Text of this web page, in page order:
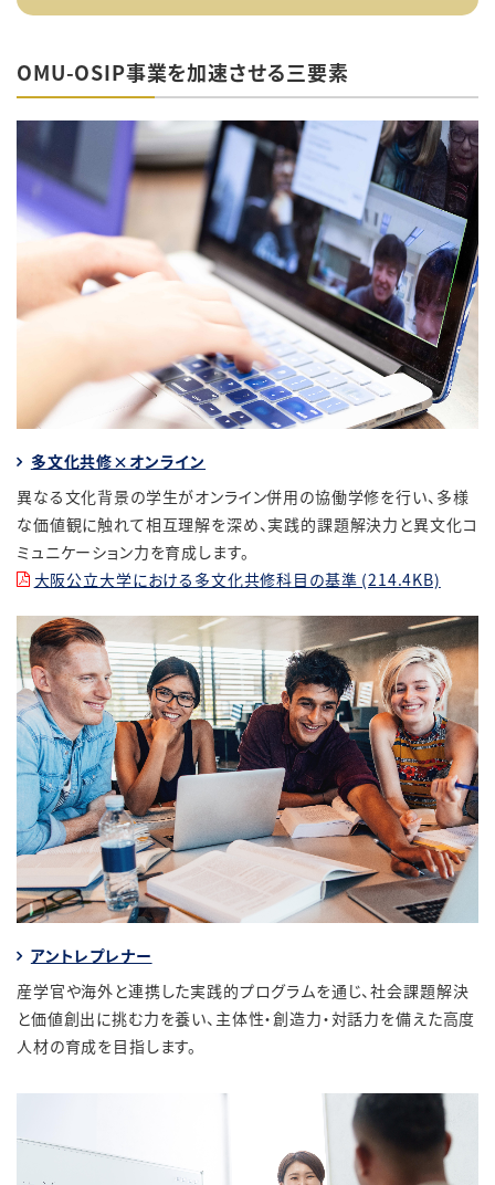
OMU-OSIP事業を加速させる三要素
多文化共修× オンライン
異なる文化背景の学生がオンライン併用の協働学修を行い、多様
な価値観に触れて相互理解を深め、実践的課題解決力と異文化コ
ミュニケーション力を育成します。
大阪公立大学における多文化共修科目の基準 (214.4KB)
アントレプレナー
産学官や海外と連携した実践的プログラムを通じ、社会課題解決
と価値創出に挑む力を養い、主体性・創造力・対話力を備えた高度
人材の育成を目指します。